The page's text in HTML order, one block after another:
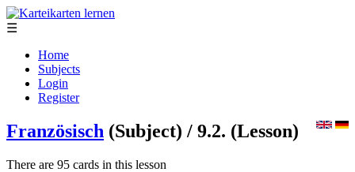
☰
Home
Subjects
Login
Register
Französisch (Subject) / 9.2. (Lesson)
There are 95 cards in this lesson